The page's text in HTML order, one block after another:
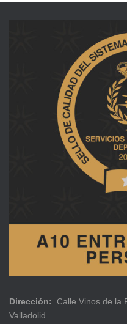
Dirección: Calle Vinos de la
Valladolid